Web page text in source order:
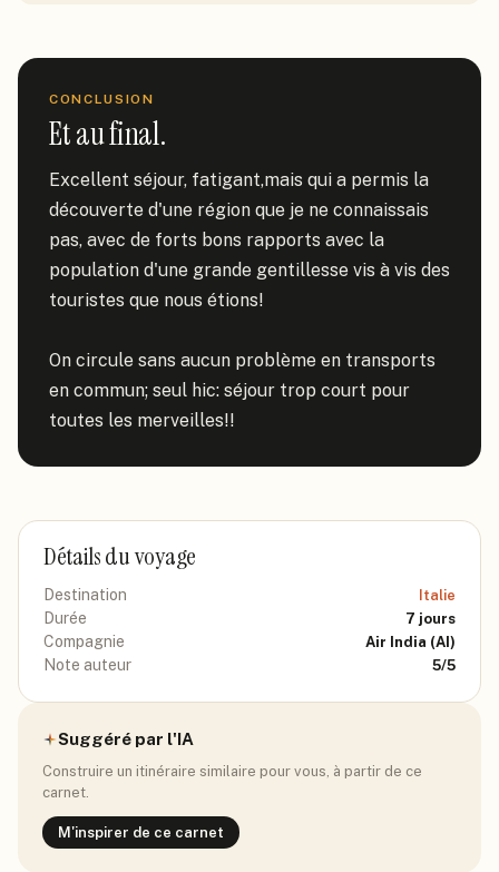
CONCLUSION
Et au final.
Excellent séjour, fatigant,mais qui a permis la
découverte d'une région que je ne connaissais
pas, avec de forts bons rapports avec la
population d'une grande gentillesse vis à vis des
touristes que nous étions!
On circule sans aucun problème en transports
en commun; seul hic: séjour trop court pour
toutes les merveilles!!
Détails du voyage
Destination Italie
Durée 7 jours
Compagnie Air India (AI)
Note auteur 5/5
Suggéré par l'IA
Construire un itinéraire similaire pour vous, à partir de ce
carnet.
M'inspirer de ce carnet